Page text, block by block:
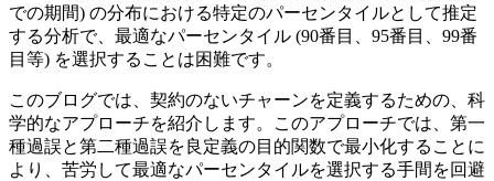
での期間) の分布における特定のパーセンタイルとして推定
する分析で、最適なパーセンタイル (90番目、95番目、99番
目等) を選択することは困難です。
このブログでは、契約のないチャーンを定義するための、科
学的なアプローチを紹介します。このアプローチでは、第一
種過誤と第二種過誤を良定義の目的関数で最小化することに
より、苦労して最適なパーセンタイルを選択する手間を回避